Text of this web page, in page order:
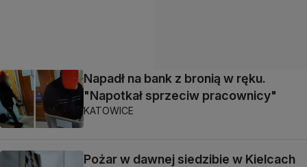
Napadł na bank z bronią w ręku.
"Napotkał sprzeciw pracownicy"
KATOWICE
Pożar w dawnej siedzibie w Kielcach